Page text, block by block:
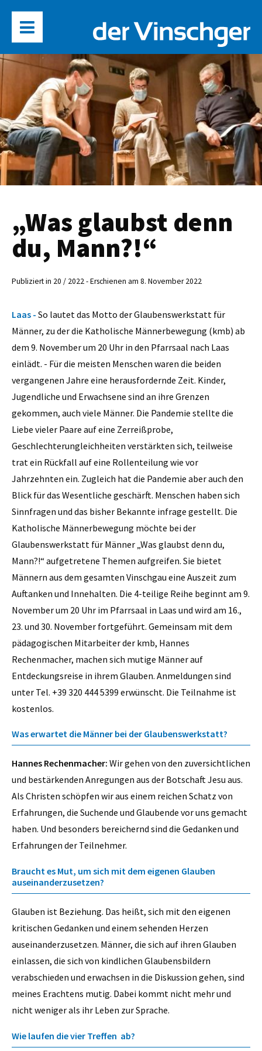
„Was glaubst denn
du, Mann?!“
Publiziert in 20 / 2022 - Erschienen am 8. November 2022
Laas - So lautet das Motto der Glaubenswerkstatt für
Männer, zu der die Katholische Männerbewegung (kmb) ab
dem 9. November um 20 Uhr in den Pfarrsaal nach Laas
einlädt. - Für die meisten Menschen waren die beiden
vergangenen Jahre eine herausfordernde Zeit. Kinder,
Jugendliche und Erwachsene sind an ihre Grenzen
gekommen, auch viele Männer. Die Pandemie stellte die
Liebe vieler Paare auf eine Zerreißprobe,
Geschlechterungleichheiten verstärkten sich, teilweise
trat ein Rückfall auf eine Rollenteilung wie vor
Jahrzehnten ein. Zugleich hat die Pandemie aber auch den
Blick für das Wesentliche geschärft. Menschen haben sich
Sinnfragen und das bisher Bekannte infrage gestellt. Die
Katholische Männerbewegung möchte bei der
Glaubenswerkstatt für Männer „Was glaubst denn du,
Mann?!“ aufgetretene Themen aufgreifen. Sie bietet
Männern aus dem gesamten Vinschgau eine Auszeit zum
Auftanken und Innehalten. Die 4-teilige Reihe beginnt am 9.
November um 20 Uhr im Pfarrsaal in Laas und wird am 16.,
23. und 30. November fortgeführt. Gemeinsam mit dem
pädagogischen Mitarbeiter der kmb, Hannes
Rechenmacher, machen sich mutige Männer auf
Entdeckungsreise in ihrem Glauben. Anmeldungen sind
unter Tel. +39 320 444 5399 erwünscht. Die Teilnahme ist
kostenlos.
Was erwartet die Männer bei der Glaubenswerkstatt?
Hannes Rechenmacher: Wir gehen von den zuversichtlichen
und bestärkenden Anregungen aus der Botschaft Jesu aus.
Als Christen schöpfen wir aus einem reichen Schatz von
Erfahrungen, die Suchende und Glaubende vor uns gemacht
haben. Und besonders bereichernd sind die Gedanken und
Erfahrungen der Teilnehmer.
Braucht es Mut, um sich mit dem eigenen Glauben
auseinanderzusetzen?
Glauben ist Beziehung. Das heißt, sich mit den eigenen
kritischen Gedanken und einem sehenden Herzen
auseinanderzusetzen. Männer, die sich auf ihren Glauben
einlassen, die sich von kindlichen Glaubensbildern
verabschieden und erwachsen in die Diskussion gehen, sind
meines Erachtens mutig. Dabei kommt nicht mehr und
nicht weniger als ihr Leben zur Sprache.
Wie laufen die vier Treffen ab?